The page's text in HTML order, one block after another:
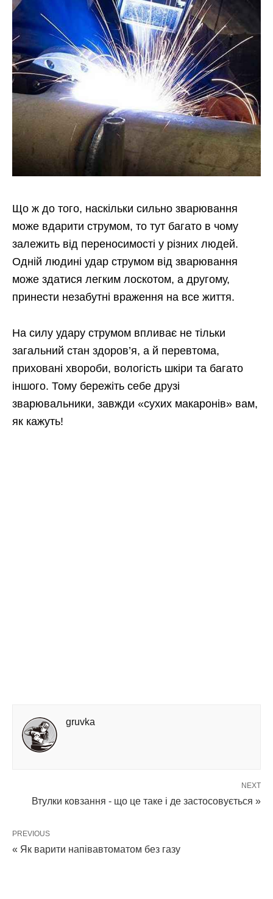
Що ж до того, наскільки сильно зварювання
може вдарити струмом, то тут багато в чому
залежить від переносимості у різних людей.
Одній людині удар струмом від зварювання
може здатися легким лоскотом, а другому,
принести незабутні враження на все життя.
На силу удару струмом впливає не тільки
загальний стан здоров’я, а й перевтома,
приховані хвороби, вологість шкіри та багато
іншого. Тому бережіть себе друзі
зварювальники, завжди «сухих макаронів» вам,
як кажуть!
gruvka
NEXT
Втулки ковзання - що це таке і де застосовується »
PREVIOUS
« Як варити напівавтоматом без газу